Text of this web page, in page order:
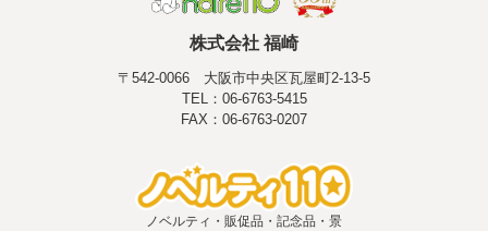
株式会社 福崎
〒542-0066 大阪市中央区瓦屋町2-13-5
TEL：06-6763-5415
FAX：06-6763-0207
ノベルティ・販促品・記念品・景